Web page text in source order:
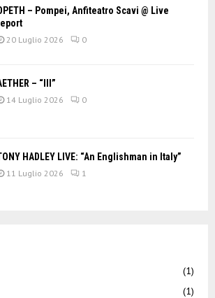
– Pompei, Anfiteatro Scavi @ Live
20 Luglio 2026 0
– “III”
14 Luglio 2026 0
HADLEY LIVE: “An Englishman in Italy”
11 Luglio 2026 1
(1)
(1)